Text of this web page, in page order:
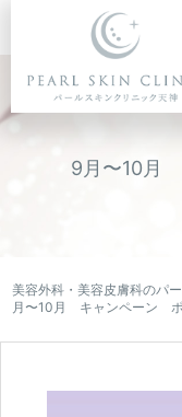
9月〜10月
美容外科・美容皮膚科のパ
月〜10月 キャンペーン